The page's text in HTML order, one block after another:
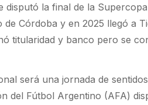
la final de la
Córdoba y en 2025 llegó a
titularidad y banco pero se
será una jornada de
del Fútbol Argentino (AFA)